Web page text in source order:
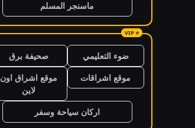
ماسنجر المسلم
ضوء التعليمي
صحيفة برق
موقع اشراقات
موقع اشراق اون
لاين
اركان سياحة وسفر